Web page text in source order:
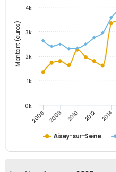
Montant (euros)
Aisey-sur-Seine
2006 2008 2010 2012 2014
0k
1k
2k
3k
4k